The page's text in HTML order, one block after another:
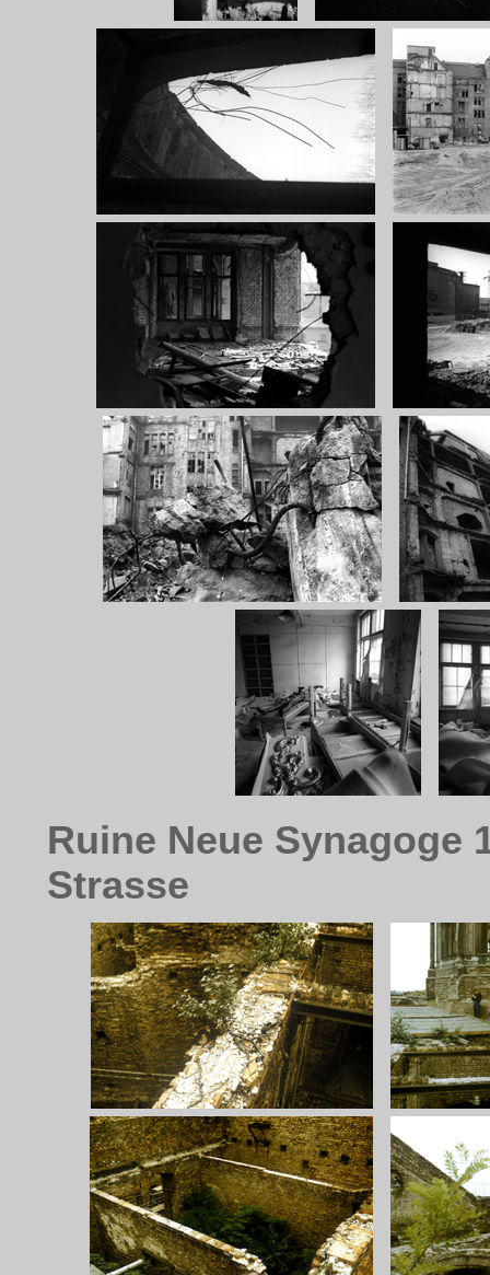
Ruine Neue Synagoge
Strasse